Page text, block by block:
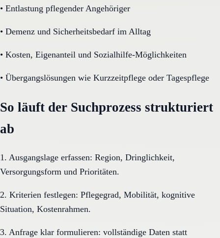
• Entlastung pflegender Angehöriger
• Demenz und Sicherheitsbedarf im Alltag
• Kosten, Eigenanteil und Sozialhilfe-Möglichkeiten
• Übergangslösungen wie Kurzzeitpflege oder Tagespflege
So läuft der Suchprozess strukturiert
ab
1. Ausgangslage erfassen: Region, Dringlichkeit,
Versorgungsform und Prioritäten.
2. Kriterien festlegen: Pflegegrad, Mobilität, kognitive
Situation, Kostenrahmen.
3. Anfrage klar formulieren: vollständige Daten statt